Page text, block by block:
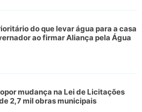
do que levar água para a casa
ao firmar Aliança pela Água
mudança na Lei de Licitações
2,7 mil obras municipais